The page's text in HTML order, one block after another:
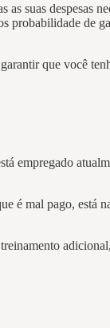
suas despesas
de
que você
empregado
é mal pago, está